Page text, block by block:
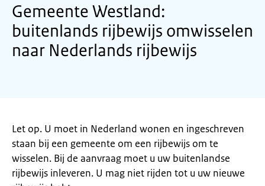
Gemeente Westland:
buitenlands rijbewijs omwisselen
naar Nederlands rijbewijs
Let op. U moet in Nederland wonen en ingeschreven
staan bij een gemeente om een rijbewijs om te
wisselen. Bij de aanvraag moet u uw buitenlandse
rijbewijs inleveren. U mag niet rijden tot u uw nieuwe